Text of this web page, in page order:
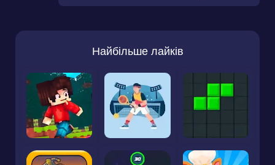
Найбільше лайків